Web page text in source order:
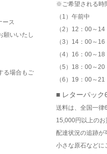
ース
願いいたし
る場合もご
※ご希望される時
（1）午前中
（2）12：00～14
（3）14：00～16
（4）16：00～18
（5）18：00～20
（6）19：00～21
■ レターパック
送料は、全国一律
15,000円以上のお
配達状況の追跡が
小さな原石など